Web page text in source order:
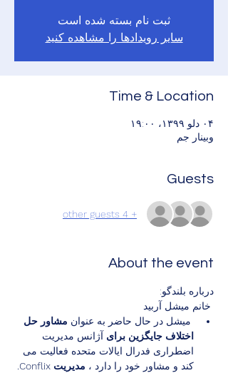
ثبت نام بسته شده است
سایر رویدادها را مشاهده کنید
Time & Location
۰۴ دلو ۱۳۹۹، ۱۹:۰۰
وبینار جم
Guests
+ 4 other guests
About the event
درباره بلندگو:
مشاور حل
اختلاف جایگزین برای آژانس مدیریت
اضطراری فدرال ایالات متحده فعالیت می
کند و مشاور خود را دارد ، مدیریت Conflix.